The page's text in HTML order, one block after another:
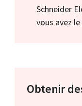
Schneider
vous avez
Obtenir